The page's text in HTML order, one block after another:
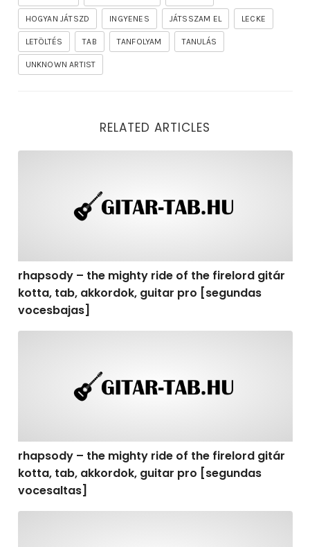
HOGYAN JÁTSZD INGYENES JÁTSSZAM EL LECKE
LETÖLTÉS TAB TANFOLYAM TANULÁS
UNKNOWN ARTIST
RELATED ARTICLES
rhapsody – the mighty ride of the firelord gitár
kotta, tab, akkordok, guitar pro [segundas
vocesbajas]
rhapsody – the mighty ride of the firelord gitár
kotta, tab, akkordok, guitar pro [segundas
vocesaltas]